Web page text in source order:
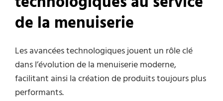
de la menuiserie
Les avancées technologiques jouent un rôle clé
dans l’évolution de la menuiserie moderne,
facilitant ainsi la création de produits toujours plus
performants.